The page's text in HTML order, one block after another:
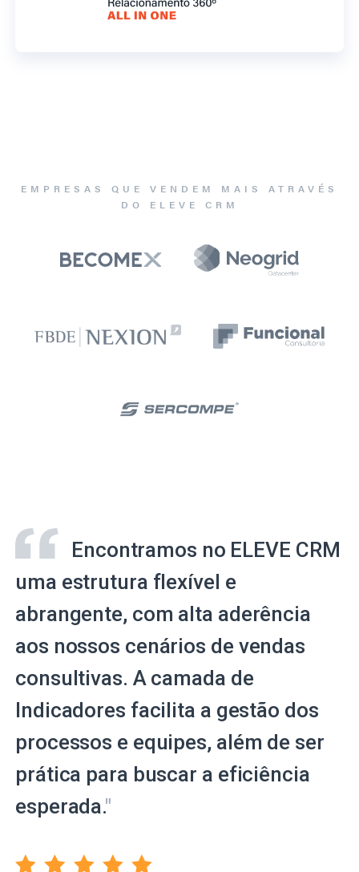
EMPRESAS QUE VENDEM MAIS ATRAVÉS
DO ELEVE CRM
Encontramos no ELEVE CRM
uma estrutura flexível e
abrangente, com alta aderência
aos nossos cenários de vendas
consultivas. A camada de
Indicadores facilita a gestão dos
processos e equipes, além de ser
prática para buscar a eficiência
esperada."